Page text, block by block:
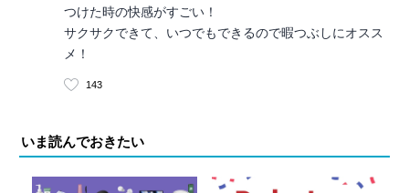
つけた時の快感がすごい！
サクサクできて、いつでもできるので暇つぶしにオスス
メ！
143
いま読んでおきたい